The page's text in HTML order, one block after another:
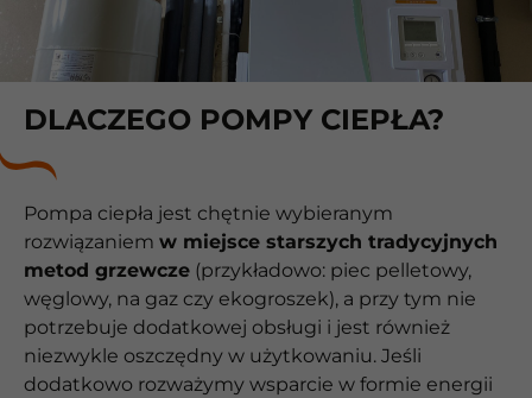
DLACZEGO POMPY CIEPŁA?
Pompa ciepła jest chętnie wybieranym
rozwiązaniem w miejsce starszych tradycyjnych
metod grzewcze (przykładowo: piec pelletowy,
węglowy, na gaz czy ekogroszek), a przy tym nie
potrzebuje dodatkowej obsługi i jest również
niezwykle oszczędny w użytkowaniu. Jeśli
dodatkowo rozważymy wsparcie w formie energii